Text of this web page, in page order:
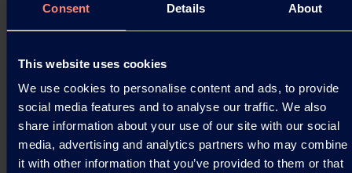
Consent Details About
This website uses cookies
We use cookies to personalise content and ads, to provide
social media features and to analyse our traffic. We also
share information about your use of our site with our social
media, advertising and analytics partners who may combine
it with other information that you’ve provided to them or that